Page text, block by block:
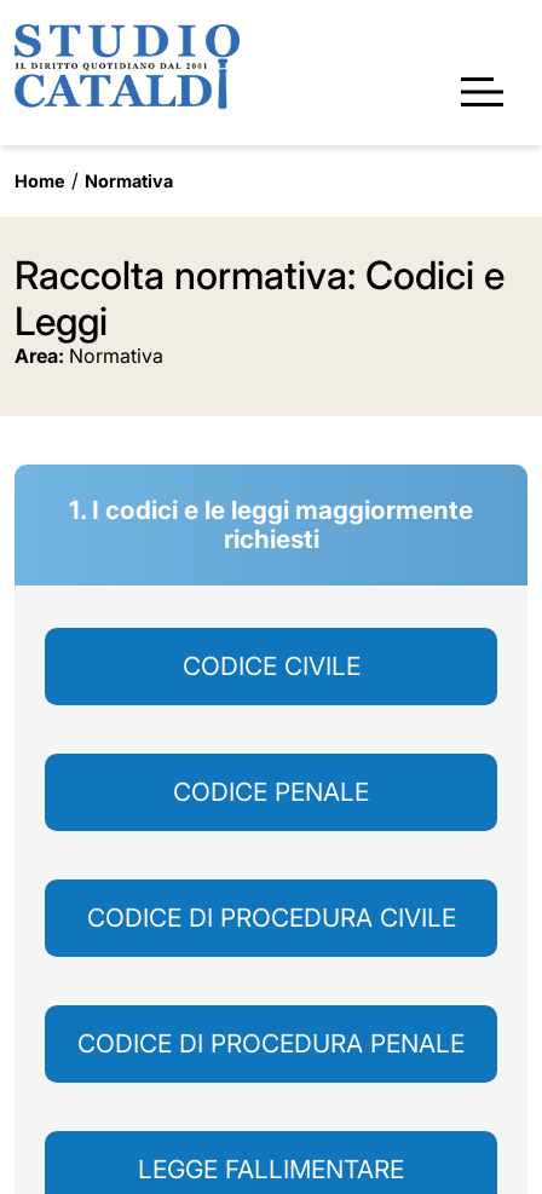
Home Normativa
Raccolta normativa: Codici e
Leggi
Area: Normativa
1. I codici e le leggi maggiormente
richiesti
CODICE CIVILE
CODICE PENALE
CODICE DI PROCEDURA CIVILE
CODICE DI PROCEDURA PENALE
LEGGE FALLIMENTARE